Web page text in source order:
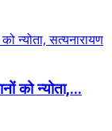
को न्योता,...